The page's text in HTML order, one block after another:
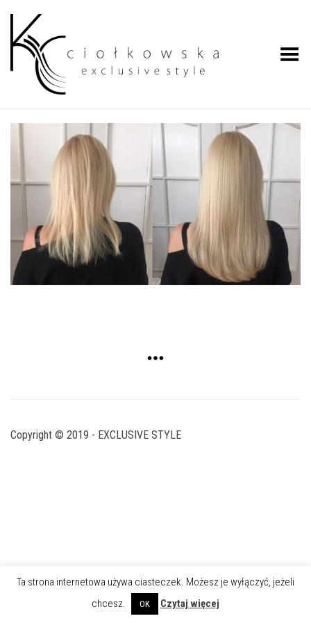
Przełącz menu
Copyright © 2019 - EXCLUSIVE STYLE
Ta strona internetowa używa ciasteczek. Możesz je wyłączyć, jeżeli
chcesz.
OK Czytaj więcej